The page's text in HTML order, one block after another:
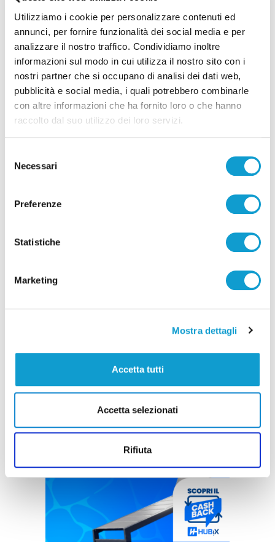
Utilizziamo i cookie per personalizzare contenuti ed
annunci, per fornire funzionalità dei social media e per
analizzare il nostro traffico. Condividiamo inoltre
informazioni sul modo in cui utilizza il nostro sito con i
nostri partner che si occupano di analisi dei dati web,
pubblicità e social media, i quali potrebbero combinarle
con altre informazioni che ha fornito loro o che hanno
raccolto dal suo utilizzo dei loro servizi.
delNecessari
Preferenze
Statistiche
Marketing
Mostra dettagli
Accetta tutti
Accetta selezionati
Rifiuta
Ritrovati in Nepal i corpi di 5 alpinisti morti,
c’è anche il teramano Di Marcello
di Rossella Luciani